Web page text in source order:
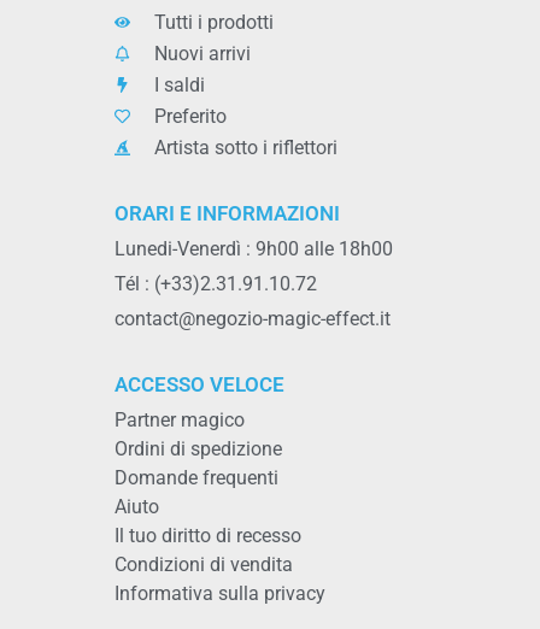
Tutti i prodotti
Nuovi arrivi
I saldi
Preferito
Artista sotto i riflettori
ORARI E INFORMAZIONI
Lunedi-Venerdì : 9h00 alle 18h00
Tél : (+33)2.31.91.10.72
contact@negozio-magic-effect.it
ACCESSO VELOCE
Partner magico
Ordini di spedizione
Domande frequenti
Aiuto
Il tuo diritto di recesso
Condizioni di vendita
Informativa sulla privacy